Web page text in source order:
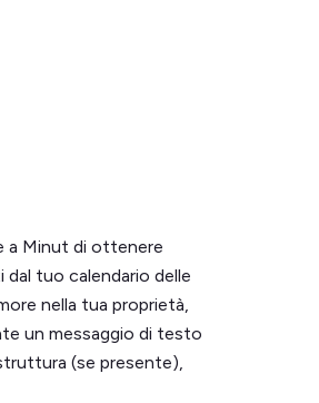
a Minut di ottenere
tuo calendario delle
nella tua proprietà,
un messaggio di testo
(se presente),